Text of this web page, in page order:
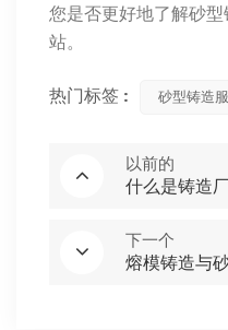
您是否更好地了解砂
站。
热门标签 : 砂型铸造
以前的
什么是铸造厂
下一个
熔模铸造与